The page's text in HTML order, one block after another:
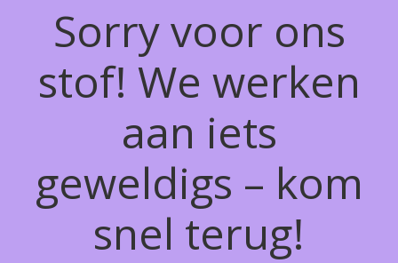
Sorry voor ons
stof! We werken
aan iets
geweldigs – kom
snel terug!